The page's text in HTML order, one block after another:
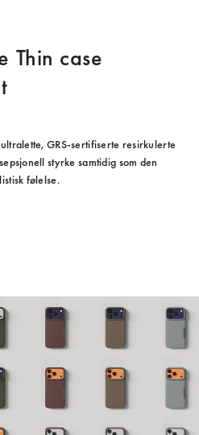
Thin case
GRS-sertifiserte resirkulerte
styrke samtidig som den
følelse.